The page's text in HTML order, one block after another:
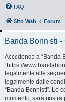
FAQ
Sito Web Forum
Banda Bonnisti -
Accedendo a “Banda
“https://
legalmente alle
legalmente dalle
“Banda Bonnisti”. Le
momento, sarà nostra